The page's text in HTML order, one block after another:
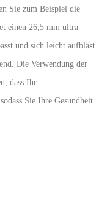
Sie zum Beispiel die
einen 26,5 mm ultra-
und sich leicht aufbläst.
Die Verwendung der
dass Ihr
Sie Ihre Gesundheit